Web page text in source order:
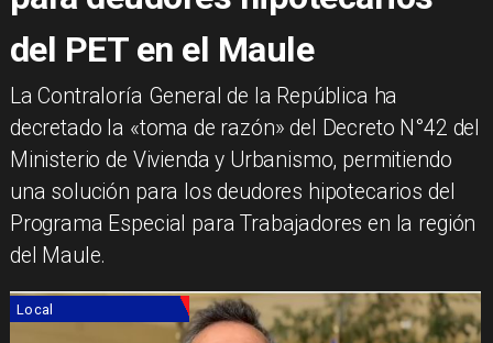
del PET en el Maule
La Contraloría General de la República ha
decretado la «toma de razón» del Decreto N°42 del
Ministerio de Vivienda y Urbanismo, permitiendo
una solución para los deudores hipotecarios del
Programa Especial para Trabajadores en la región
del Maule.
Local